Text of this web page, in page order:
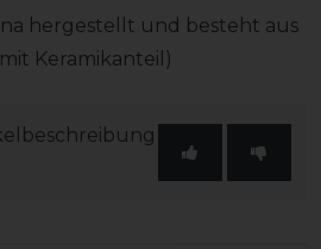
hergestellt und besteht aus
Keramikanteil)